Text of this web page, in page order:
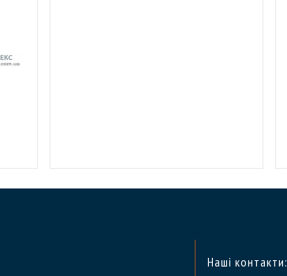
Наші контакти: